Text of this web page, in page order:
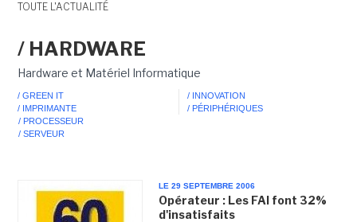
TOUTE L'ACTUALITÉ
/ HARDWARE
Hardware et Matériel Informatique
/ GREEN IT
/ IMPRIMANTE
/ INNOVATION
/ PÉRIPHÉRIQUES
/ PROCESSEUR
/ SERVEUR
LE 29 SEPTEMBRE 2006
Opérateur : Les FAI font 32%
d'insatisfaits